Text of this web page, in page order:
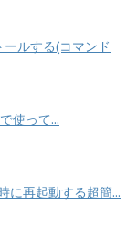
ルする(コマンド
使って...
再起動する超簡...